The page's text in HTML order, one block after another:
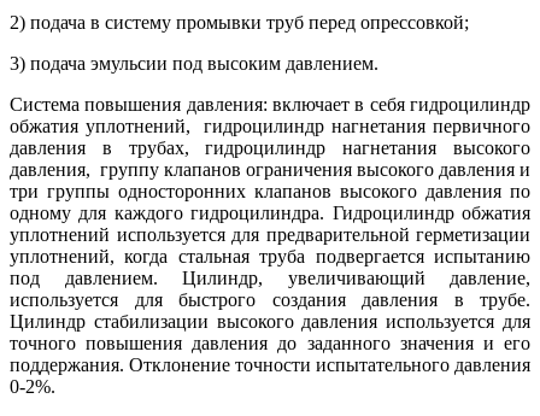
2) подача в систему промывки труб перед опрессовкой;
3) подача эмульсии под высоким давлением.
Система повышения давления: включает в себя гидроцилиндр
обжатия уплотнений, гидроцилиндр нагнетания первичного
давления в трубах, гидроцилиндр нагнетания высокого
давления, группу клапанов ограничения высокого давления и
три группы односторонних клапанов высокого давления по
одному для каждого гидроцилиндра. Гидроцилиндр обжатия
уплотнений используется для предварительной герметизации
уплотнений, когда стальная труба подвергается испытанию
под давлением. Цилиндр, увеличивающий давление,
используется для быстрого создания давления в трубе.
Цилиндр стабилизации высокого давления используется для
точного повышения давления до заданного значения и его
поддержания. Отклонение точности испытательного давления
0-2%.